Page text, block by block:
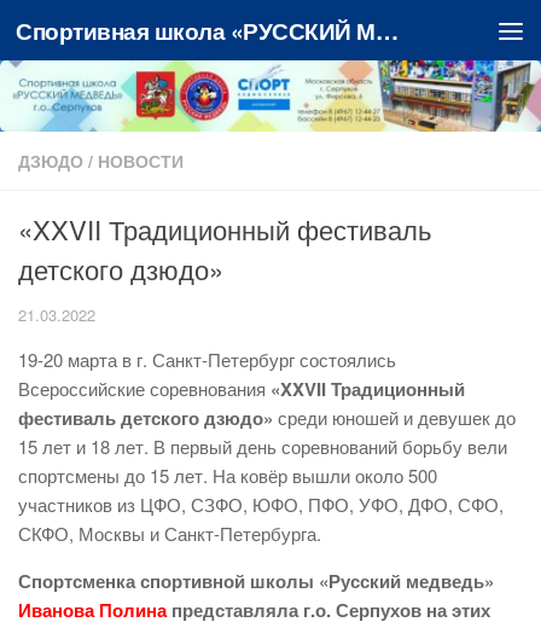
Перейти к содержимому Спортивная школа «РУССКИЙ МЕДВЕДЬ»
ДЗЮДО / НОВОСТИ
«XXVII Традиционный фестиваль
детского дзюдо»
21.03.2022
19-20 марта в г. Санкт-Петербург состоялись
Всероссийские соревнования «XXVII Традиционный
фестиваль детского дзюдо» среди юношей и девушек до
15 лет и 18 лет. В первый день соревнований борьбу вели
спортсмены до 15 лет. На ковёр вышли около 500
участников из ЦФО, СЗФО, ЮФО, ПФО, УФО, ДФО, СФО,
СКФО, Москвы и Санкт-Петербурга.
Спортсменка спортивной школы «Русский медведь»
Иванова Полинапредставляла г.о. Серпухов на этих